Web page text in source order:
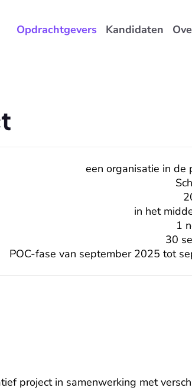
Opdrachtgevers Kandidaten
1
30
POC-fase van september 2025 tot
een organisatie in de
in het
project in samenwerking met